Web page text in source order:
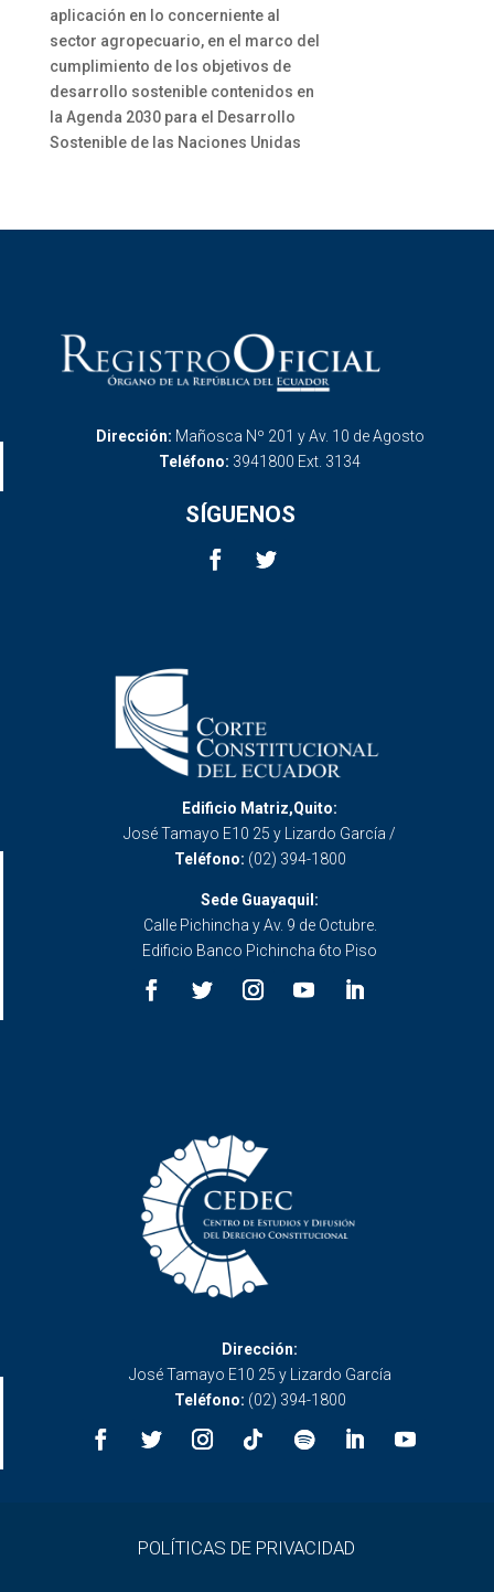
aplicación en lo concerniente al
sector agropecuario, en el marco del
cumplimiento de los objetivos de
desarrollo sostenible contenidos en
la Agenda 2030 para el Desarrollo
Sostenible de las Naciones Unidas
Dirección: Mañosca Nº 201 y Av. 10 de Agosto
Teléfono: 3941800 Ext. 3134
SÍGUENOS
Edificio Matriz,Quito:
José Tamayo E10 25 y Lizardo García /
Teléfono: (02) 394-1800
Sede Guayaquil:
Calle Pichincha y Av. 9 de Octubre.
Edificio Banco Pichincha 6to Piso
Dirección:
José Tamayo E10 25 y Lizardo García
Teléfono: (02) 394-1800
POLÍTICAS DE PRIVACIDAD